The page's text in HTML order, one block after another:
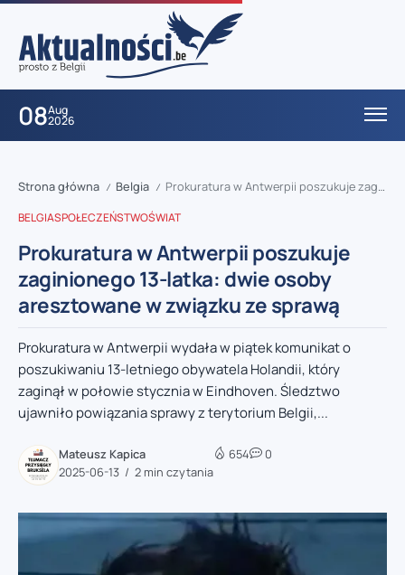
08Aug
2026
Strona główna / Belgia / Prokuratura w Antwerpii poszukuje zaginionego 13-latka: dwie osoby aresztowane w związku ze sprawą
BELGIASPOŁECZEŃSTWOŚWIAT
Prokuratura w Antwerpii poszukuje
zaginionego 13-latka: dwie osoby
aresztowane w związku ze sprawą
Prokuratura w Antwerpii wydała w piątek komunikat o
poszukiwaniu 13-letniego obywatela Holandii, który
zaginął w połowie stycznia w Eindhoven. Śledztwo
ujawniło powiązania sprawy z terytorium Belgii,...
Mateusz Kapica
2025-06-13
2 min czytania
654 0